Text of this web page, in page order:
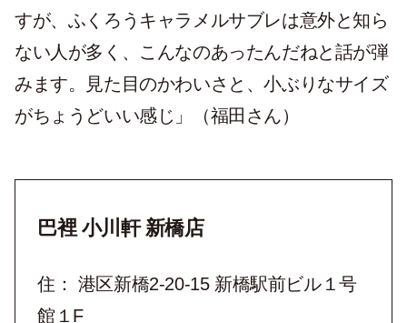
すが、ふくろうキャラメルサブレは意外と知ら
ない人が多く、こんなのあったんだねと話が弾
みます。見た目のかわいさと、小ぶりなサイズ
がちょうどいい感じ」（福田さん）
巴裡 小川軒 新橋店
住： 港区新橋2-20-15 新橋駅前ビル１号
館１F